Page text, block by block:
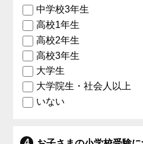
中学校3年生
高校1年生
高校2年生
高校3年生
大学生
大学院生・社会人以上
いない